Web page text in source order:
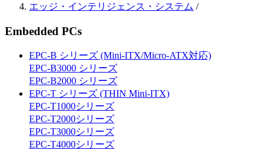
エッジ・インテリジェンス・システム /
Embedded PCs
EPC-B シリーズ (Mini-ITX/Micro-ATX対応)
EPC-B3000 シリーズ
EPC-B2000 シリーズ
EPC-T シリーズ (THIN Mini-ITX)
EPC-T1000シリーズ
EPC-T2000シリーズ
EPC-T3000シリーズ
EPC-T4000シリーズ